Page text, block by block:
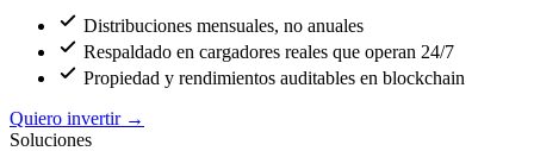
Distribuciones mensuales, no anuales
Respaldado en cargadores reales que operan 24/7
Propiedad y rendimientos auditables en blockchain
Quiero invertir →
Soluciones